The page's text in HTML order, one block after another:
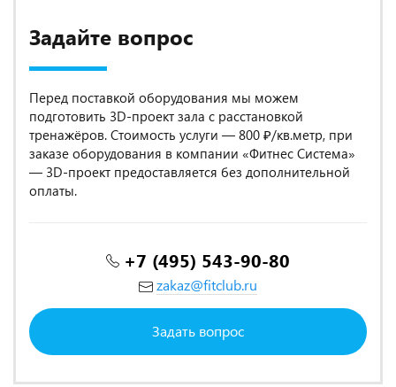
Задайте вопрос
Перед поставкой оборудования мы можем
подготовить 3D-проект зала с расстановкой
тренажёров. Стоимость услуги — 800 ₽/кв.метр, при
заказе оборудования в компании «Фитнес Система»
— 3D-проект предоставляется без дополнительной
оплаты.
+7 (495) 543-90-80
zakaz@fitclub.ru
Задать вопрос